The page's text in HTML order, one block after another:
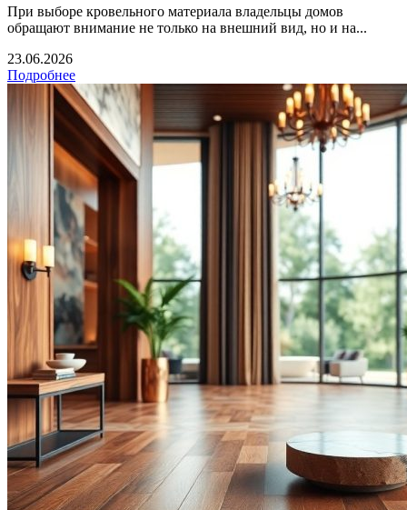
При выборе кровельного материала владельцы домов
обращают внимание не только на внешний вид, но и на...
23.06.2026
Подробнее